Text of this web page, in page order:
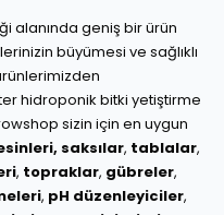
alanında geniş bir ürün
büyümesi ve sağlıklı
hidroponik bitki yetiştirme
sizin için en uygun
saksılar, tablalar,
, topraklar, gübreler,
, pH düzenleyiciler,